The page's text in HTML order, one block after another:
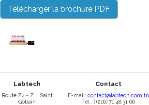
Télécharger la brochure PDF
Labtech
Route Z4 - Z.I. Saint
Gobain
Contact
E-mail: contact@labtech.com.tn
Tél : (+216) 71 48 31 66